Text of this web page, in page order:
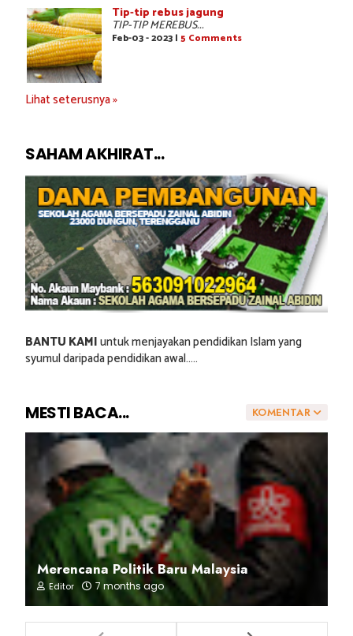
Tip-tip rebus jagung
TIP-TIP MEREBUS...
Feb-03 - 2023 | 5 Comments
Lihat seterusnya »
SAHAM AKHIRAT...
BANTU KAMIuntuk menjayakan pendidikan Islam yang
syumul daripada pendidikan awal.....
KOMENTAR
MESTI BACA...
Merencana Politik Baru Malaysia
Editor 7 months ago